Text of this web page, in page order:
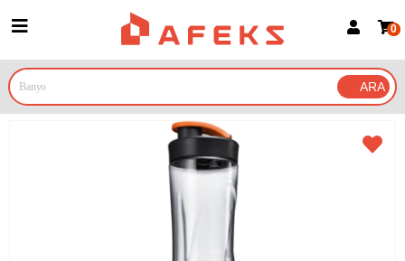
Google İle Bağlan
0